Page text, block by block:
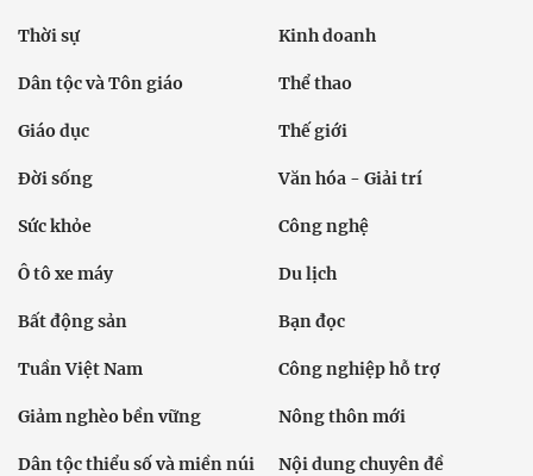
Thời sự Kinh doanh
Dân tộc và Tôn giáo Thể thao
Giáo dục Thế giới
Đời sống Văn hóa - Giải trí
Sức khỏe Công nghệ
Ô tô xe máy Du lịch
Bất động sản Bạn đọc
Tuần Việt Nam Công nghiệp hỗ trợ
Giảm nghèo bền vững Nông thôn mới
Dân tộc thiểu số và miền núi Nội dung chuyên đề